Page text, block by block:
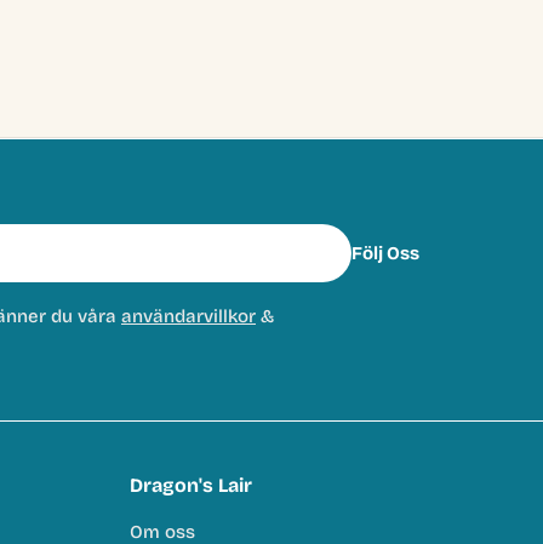
Följ Oss
du våra användarvillkor &
Dragon's Lair
Om oss